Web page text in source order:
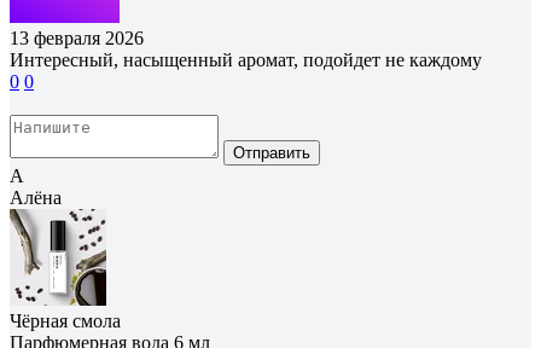
13 февраля 2026
Интересный, насыщенный аромат, подойдет не каждому
0 0
Отправить
А
Алёна
Чёрная смола
Парфюмерная вода 6 мл